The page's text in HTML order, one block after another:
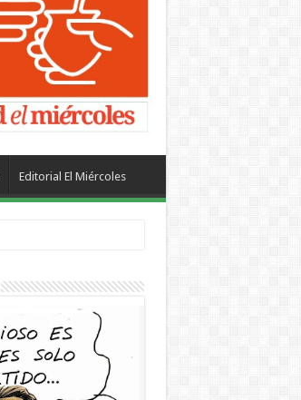
Editorial El Miércoles